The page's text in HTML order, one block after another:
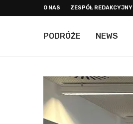
O NAS ZESPÓŁ REDAKCYJNY
PODRÓŻE NEWS